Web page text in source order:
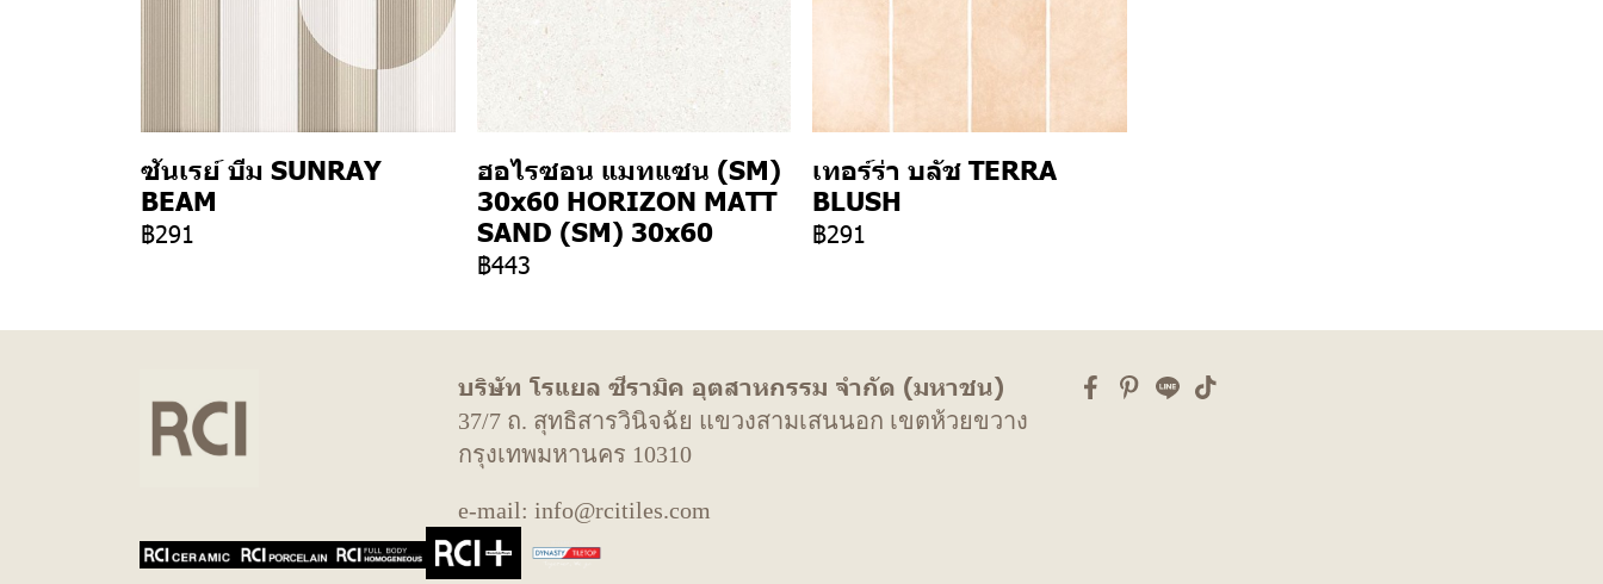
ซันเรย์ บีม SUNRAY
BEAM
฿291
ฮอไรซอน แมทแซน (SM)
30x60 HORIZON MATT
SAND (SM) 30x60
฿443
เทอร์ร่า บลัช TERRA
BLUSH
฿291
บริษัท โรแยล ซีรามิค อุตสาหกรรม จำกัด (มหาชน)
37/7 ถ. สุทธิสารวินิจฉัย แขวงสามเสนนอก เขตห้วยขวาง
กรุงเทพมหานคร 10310
e-mail: info@rcitiles.com